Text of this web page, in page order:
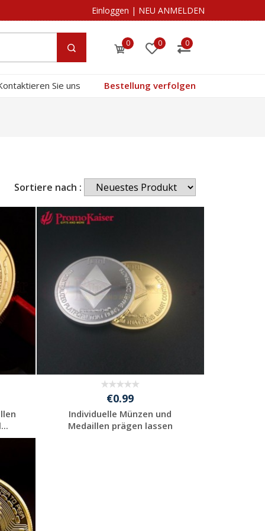
Einloggen | NEU ANMELDEN
0 0 0
Sie uns Bestellung verfolgen
Sortiere nach :
€0.99
Individuelle Münzen und
Medaillen prägen lassen